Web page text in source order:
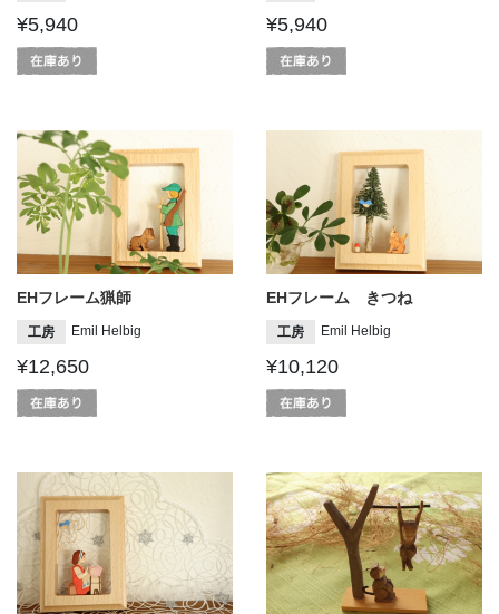
¥5,940 ¥5,940
EHフレーム猟師
工房 Emil Helbig
¥12,650
EHフレーム きつね
工房 Emil Helbig
¥10,120